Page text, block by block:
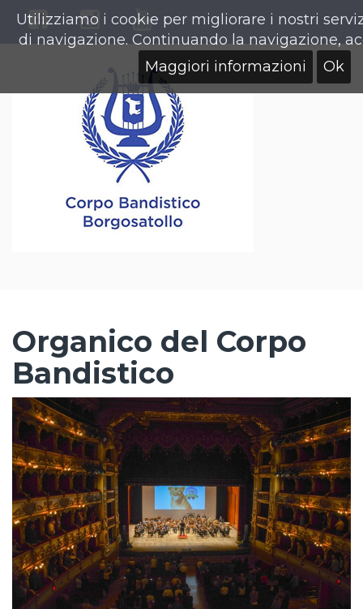
Organico del Corpo
Bandistico
Utilizziamo i cookie per migliorare i nostri
di navigazione. Continuando la navigazione,
Maggiori informazioni
Ok